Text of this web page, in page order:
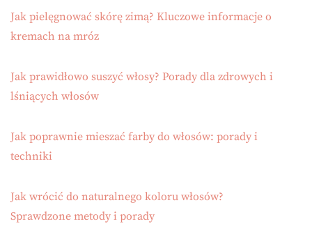
Jak pielęgnować skórę zimą? Kluczowe informacje o
kremach na mróz
Jak prawidłowo suszyć włosy? Porady dla zdrowych i
lśniących włosów
Jak poprawnie mieszać farby do włosów: porady i
techniki
Jak wrócić do naturalnego koloru włosów?
Sprawdzone metody i porady